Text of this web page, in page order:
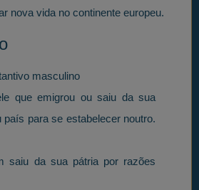
nova vida no continente europeu.
masculino
que emigrou ou saiu da sua
país para se estabelecer noutro.
saiu da sua pátria por razões